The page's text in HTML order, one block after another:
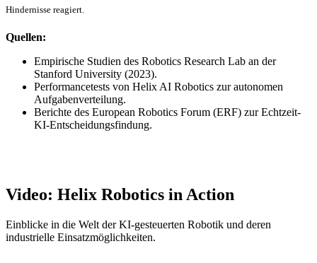
Hindernisse reagiert.
Quellen:
Empirische Studien des Robotics Research Lab an der
Stanford University (2023).
Performancetests von Helix AI Robotics zur autonomen
Aufgabenverteilung.
Berichte des European Robotics Forum (ERF) zur Echtzeit-
KI-Entscheidungsfindung.
Video: Helix Robotics in Action
Einblicke in die Welt der KI-gesteuerten Robotik und deren
industrielle Einsatzmöglichkeiten.